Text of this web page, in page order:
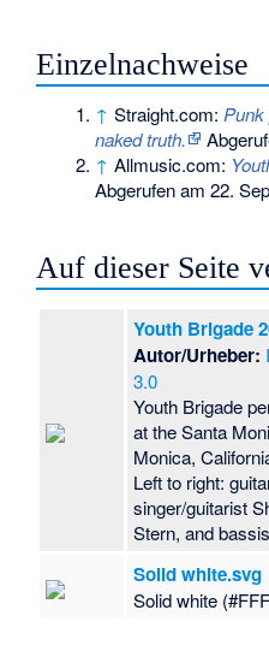
Einzelnachweise
↑ Straight.com:Punk
naked truth.
↑ Allmusic.com:
Abgerufen am 22.
Auf dieser Seite
Youth Brigade
Autor/Urheber:
3.0
Youth Brigade
at the Santa
Monica,
Left to right:
singer/guitarist
Stern, and
Solid white.svg
Solid white